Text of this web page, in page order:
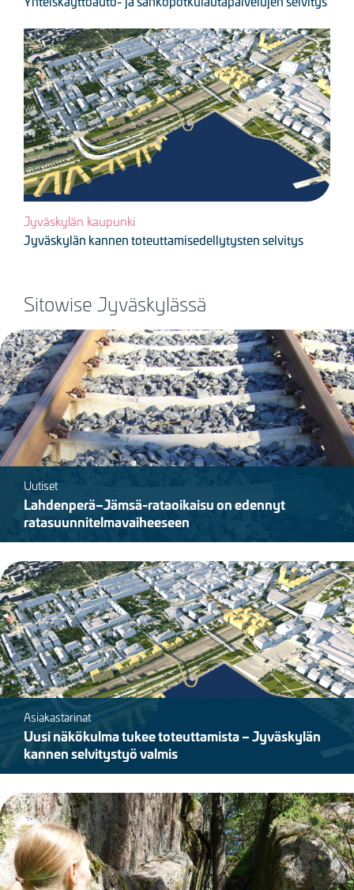
Kuva
Jyväskylän kaupunki
Jyväskylän kannen toteuttamisedellytysten selvitys
Sitowise Jyväskylässä
Kuva
Uutiset
Lahdenperä–Jämsä-rataoikaisu on edennyt
ratasuunnitelmavaiheeseen
Kuva
Asiakastarinat
Uusi näkökulma tukee toteuttamista – Jyväskylän
kannen selvitystyö valmis
Kuva